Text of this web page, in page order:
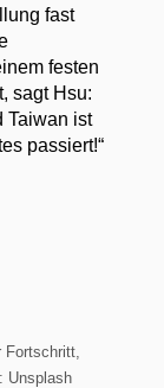
fast
festen
sagt Hsu:
Taiwan ist
passiert!“
Fortschritt,
Unsplash